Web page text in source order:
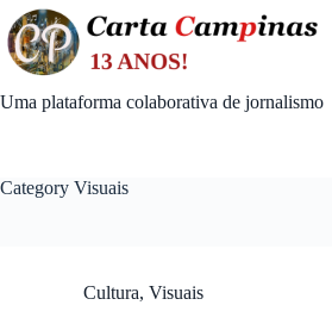
Skip
to
content
Uma plataforma colaborativa de jornalismo
Category Visuais
Cultura, Visuais